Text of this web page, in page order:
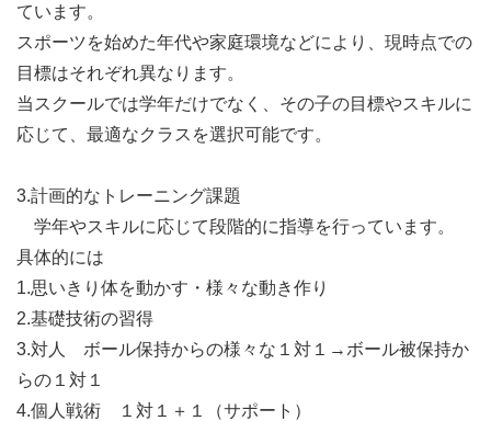
ています。
スポーツを始めた年代や家庭環境などにより、現時点での
目標はそれぞれ異なります。
当スクールでは学年だけでなく、その子の目標やスキルに
応じて、最適なクラスを選択可能です。
3.計画的なトレーニング課題
学年やスキルに応じて段階的に指導を行っています。
具体的には
1.思いきり体を動かす・様々な動き作り
2.基礎技術の習得
3.対人 ボール保持からの様々な１対１→ボール被保持か
らの１対１
4.個人戦術 １対１＋１（サポート）